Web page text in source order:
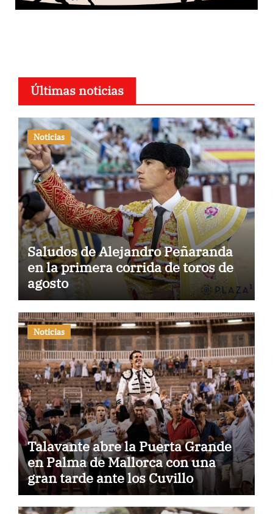
Últimas noticias
Noticias
Saludos de Alejandro Peñaranda
en la primera corrida de toros de
agosto
Noticias
Talavante abre la Puerta Grande
en Palma de Mallorca con una
gran tarde ante los Cuvillo